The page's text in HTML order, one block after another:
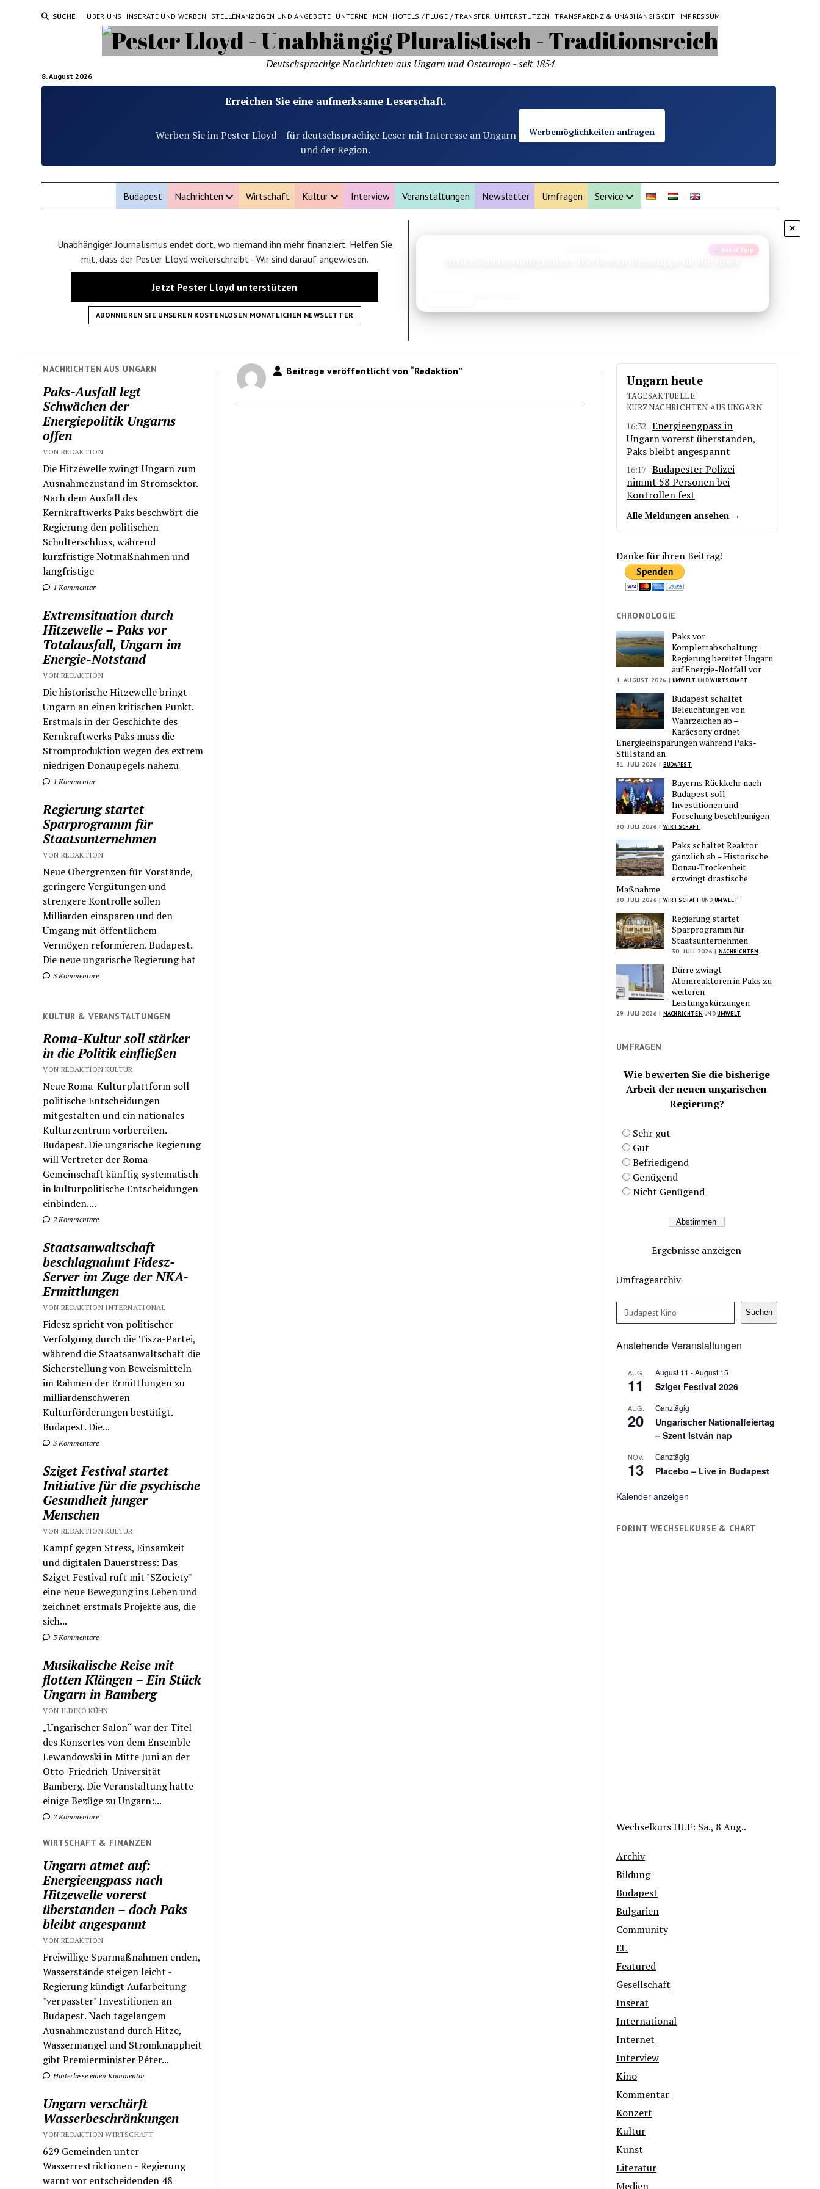
SUCHE ÜBER UNS INSERATE UND WERBEN STELLENANZEIGEN UND ANGEBOTE UNTERNEHMEN HOTELS / FLÜGE / TRANSFER UNTERSTÜTZEN TRANSPARENZ & UNABHÄNGIGKEIT IMPRESSUM
8. August 2026
Deutschsprachige Nachrichten aus Ungarn und Osteuropa - seit 1854
Erreichen Sie eine aufmerksame Leserschaft.
Werben Sie im Pester Lloyd – für deutschsprachige Leser mit Interesse an Ungarn
und der Region.
Werbemöglichkeiten anfragen
Budapest Nachrichten Wirtschaft Kultur Interview Veranstaltungen Newsletter Umfragen Service
×
Unabhängiger Journalismus endet dort, wo niemand ihn mehr finanziert. Helfen Sie
mit, dass der Pester Lloyd weiterschreibt - Wir sind darauf angewiesen.
Jetzt Pester Lloyd unterstützen
ABONNIEREN SIE UNSEREN KOSTENLOSEN MONATLICHEN NEWSLETTER
Familie
Barfußschuhe Kinder Winter: Die besten Modelle im Test 2026
NACHRICHTEN AUS UNGARN
Paks-Ausfall legt
Schwächen der
Energiepolitik Ungarns
offen
VON REDAKTION
Die Hitzewelle zwingt Ungarn zum
Ausnahmezustand im Stromsektor.
Nach dem Ausfall des
Kernkraftwerks Paks beschwört die
Regierung den politischen
Schulterschluss, während
kurzfristige Notmaßnahmen und
langfristige
1 Kommentar
Extremsituation durch
Hitzewelle – Paks vor
Totalausfall, Ungarn im
Energie-Notstand
VON REDAKTION
Die historische Hitzewelle bringt
Ungarn an einen kritischen Punkt.
Erstmals in der Geschichte des
Kernkraftwerks Paks muss die
Stromproduktion wegen des extrem
niedrigen Donaupegels nahezu
1 Kommentar
Regierung startet
Sparprogramm für
Staatsunternehmen
VON REDAKTION
Neue Obergrenzen für Vorstände,
geringere Vergütungen und
strengere Kontrolle sollen
Milliarden einsparen und den
Umgang mit öffentlichem
Vermögen reformieren. Budapest.
Die neue ungarische Regierung hat
3 Kommentare
KULTUR & VERANSTALTUNGEN
Roma-Kultur soll stärker
in die Politik einfließen
VON REDAKTION KULTUR
Neue Roma-Kulturplattform soll
politische Entscheidungen
mitgestalten und ein nationales
Kulturzentrum vorbereiten.
Budapest. Die ungarische Regierung
will Vertreter der Roma-
Gemeinschaft künftig systematisch
in kulturpolitische Entscheidungen
einbinden....
2 Kommentare
Staatsanwaltschaft
beschlagnahmt Fidesz-
Server im Zuge der NKA-
Ermittlungen
VON REDAKTION INTERNATIONAL
Fidesz spricht von politischer
Verfolgung durch die Tisza-Partei,
während die Staatsanwaltschaft die
Sicherstellung von Beweismitteln
im Rahmen der Ermittlungen zu
milliardenschweren
Kulturförderungen bestätigt.
Budapest. Die...
3 Kommentare
Sziget Festival startet
Initiative für die psychische
Gesundheit junger
Menschen
VON REDAKTION KULTUR
Kampf gegen Stress, Einsamkeit
und digitalen Dauerstress: Das
Sziget Festival ruft mit "SZociety"
eine neue Bewegung ins Leben und
zeichnet erstmals Projekte aus, die
sich...
3 Kommentare
Musikalische Reise mit
flotten Klängen – Ein Stück
Ungarn in Bamberg
VON ILDIKO KÜHN
„Ungarischer Salon“ war der Titel
des Konzertes von dem Ensemble
Lewandowski in Mitte Juni an der
Otto-Friedrich-Universität
Bamberg. Die Veranstaltung hatte
einige Bezüge zu Ungarn:...
2 Kommentare
WIRTSCHAFT & FINANZEN
Ungarn atmet auf:
Energieengpass nach
Hitzewelle vorerst
überstanden – doch Paks
bleibt angespannt
VON REDAKTION
Freiwillige Sparmaßnahmen enden,
Wasserstände steigen leicht -
Regierung kündigt Aufarbeitung
"verpasster" Investitionen an
Budapest. Nach tagelangem
Ausnahmezustand durch Hitze,
Wassermangel und Stromknappheit
gibt Premierminister Péter...
Hinterlasse einen Kommentar
Ungarn verschärft
Wasserbeschränkungen
VON REDAKTION WIRTSCHAFT
629 Gemeinden unter
Wasserrestriktionen - Regierung
warnt vor entscheidenden 48
Beitrage veröffentlicht von “Redaktion”
Ungarn heute
TAGESAKTUELLE
KURZNACHRICHTEN AUS UNGARN
16:32
Energieengpass in
Ungarn vorerst überstanden,
Paks bleibt angespannt
16:17 Budapester Polizei
nimmt 58 Personen bei
Kontrollen fest
Alle Meldungen ansehen →
Danke für ihren Beitrag!
CHRONOLOGIE
Paks vor
Komplettabschaltung:
Regierung bereitet Ungarn
auf Energie-Notfall vor
1. AUGUST 2026 | UMWELT UNDWIRTSCHAFT
Budapest schaltet
Beleuchtungen von
Wahrzeichen ab –
Karácsony ordnet
Energieeinsparungen während Paks-
Stillstand an
31. JULI 2026 | BUDAPEST
Bayerns Rückkehr nach
Budapest soll
Investitionen und
Forschung beschleunigen
30. JULI 2026 | WIRTSCHAFT
Paks schaltet Reaktor
gänzlich ab – Historische
Donau-Trockenheit
erzwingt drastische
Maßnahme
30. JULI 2026 | WIRTSCHAFT UNDUMWELT
Regierung startet
Sparprogramm für
Staatsunternehmen
30. JULI 2026 | NACHRICHTEN
Dürre zwingt
Atomreaktoren in Paks zu
weiteren
Leistungskürzungen
29. JULI 2026 | NACHRICHTEN UNDUMWELT
UMFRAGEN
Wie bewerten Sie die bisherige
Arbeit der neuen ungarischen
Regierung?
Sehr gut
Gut
Befriedigend
Genügend
Nicht Genügend
Ergebnisse anzeigen
Umfragearchiv
Suchen Suchen
Anstehende Veranstaltungen
AUG.
11
August 11 -August 15
Sziget Festival 2026
AUG.
20
Ganztägig
Ungarischer Nationalfeiertag
– Szent István nap
NOV.
13
Ganztägig
Placebo – Live in Budapest
Kalender anzeigen
FORINT WECHSELKURSE & CHART
WechselkursHUF: Sa., 8 Aug..
Archiv
Bildung
Budapest
Bulgarien
Community
EU
Featured
Gesellschaft
Inserat
International
Internet
Interview
Kino
Kommentar
Konzert
Kultur
Kunst
Literatur
Medien